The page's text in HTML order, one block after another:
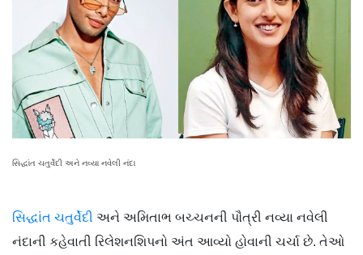
સિદ્ધાંત ચતુર્વેદી અને નવ્યા નવેલી નંદા
સિદ્ધાંત ચતુર્વેદી અને અમિતાભ બચ્ચનની પૌત્રી નવ્યા નવેલી
નંદાની કહેવાતી રિલેશનશિપનો અંત આવ્યો હોવાની ચર્ચા છે. તેઓ